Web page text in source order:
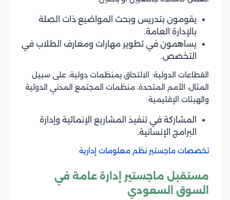
يقومون بتدريس وبحث المواضيع ذات الصلة
بالإدارة العامة.
يساهمون في تطوير مهارات ومعارف الطلاب في
التخصص.
القطاعات الدولية: الالتحاق بمنظمات دولية، على سبيل
المثال، الأمم المتحدة، منظمات المجتمع المدني الدولية
والهيئات الإقليمية.
المشاركة في تنفيذ المشاريع الإنمائية وإدارة
البرامج الإنسانية.
تخصصات ماجستير نظم معلومات إدارية
مستقبل ماجستير إدارة عامة في
السوق السعودي